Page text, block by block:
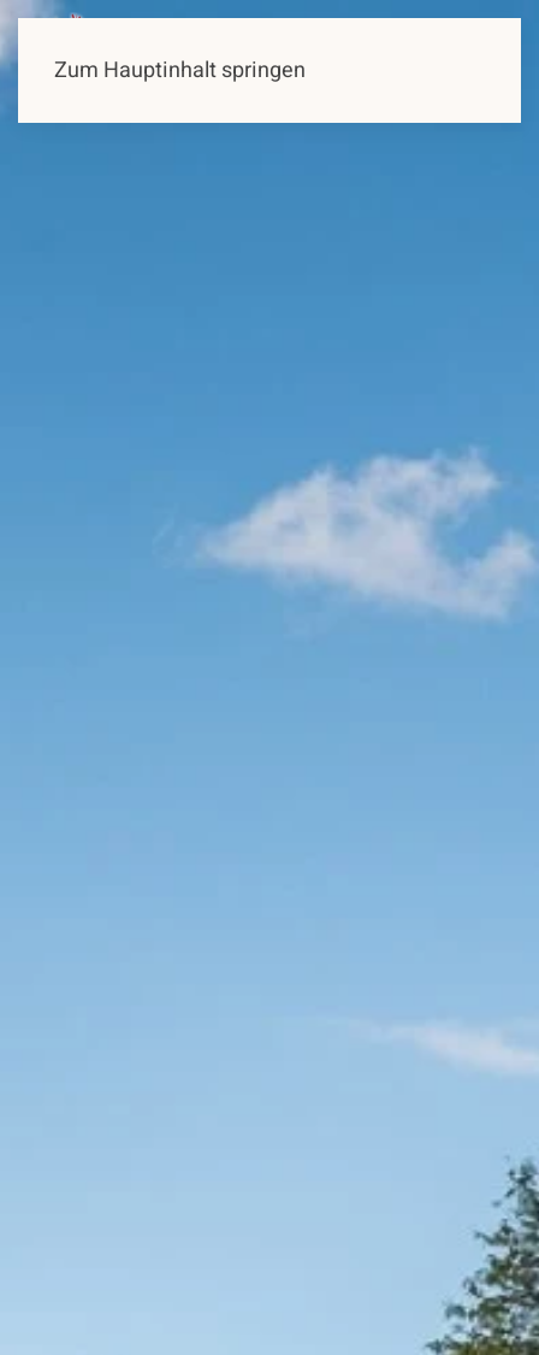
Zum Hauptinhalt springen